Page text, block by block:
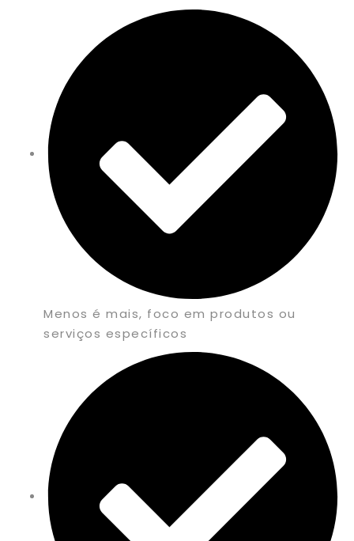
Menos é mais, foco em produtos ou
serviços específicos